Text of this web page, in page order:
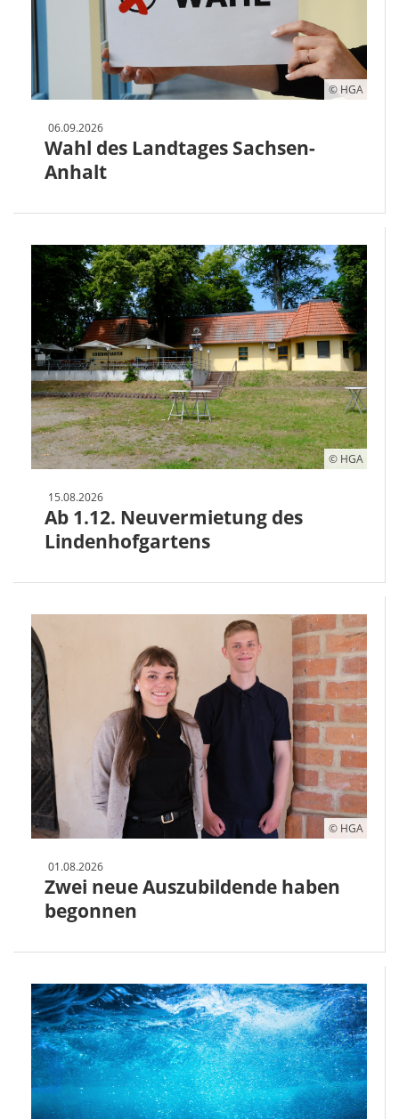
© HGA
06.09.2026
Wahl des Landtages Sachsen-
Anhalt
© HGA
15.08.2026
Ab 1.12. Neuvermietung des
Lindenhofgartens
© HGA
01.08.2026
Zwei neue Auszubildende haben
begonnen